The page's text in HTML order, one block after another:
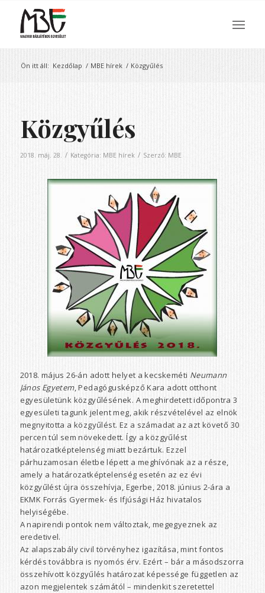
Ön itt áll: Kezdőlap / MBE hírek / Közgyűlés
Közgyűlés
2018. máj. 28. / Kategória: MBE hírek / Szerző: MBE
2018. május 26-án adott helyet a kecskeméti Neumann
János Egyetem, Pedagógusképző Kara adott otthont
egyesületünk közgyűlésének. A meghirdetett időpontra 3
egyesületi tagunk jelent meg, akik részvételével az elnök
megnyitotta a közgyűlést. Ez a számadat az azt követő 30
percen túl sem növekedett. Így a közgyűlést
határozatképtelenség miatt bezártuk. Ezzel
párhuzamosan életbe lépett a meghívónak az a része,
amely a határozatképtelenség esetén az ez évi
közgyűlést újra összehívja, Egerbe, 2018. június 2-ára a
EKMK Forrás Gyermek- és Ifjúsági Ház hivatalos
helyiségébe.
A napirendi pontok nem változtak, megegyeznek az
eredetivel.
Az alapszabály civil törvényhez igazítása, mint fontos
kérdés továbbra is nyomós érv. Ezért – bár a másodszorra
összehívott közgyűlés határozat képessége független az
azon megjelentek számától – mindenkit szeretettel